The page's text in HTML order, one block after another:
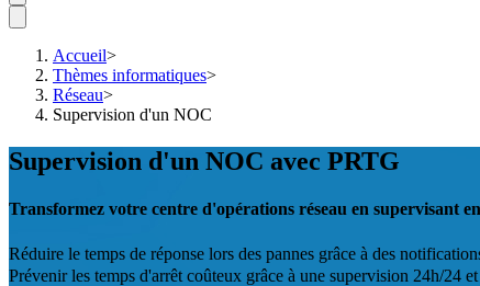
Accueil>
Thèmes informatiques>
Réseau>
Supervision d'un NOC
Supervision d'un NOC avec PRTG
Transformez votre centre d'opérations réseau en supervisant
Réduire le temps de réponse lors des pannes grâce à des
Prévenir les temps d'arrêt coûteux grâce à une supervision 24h/24